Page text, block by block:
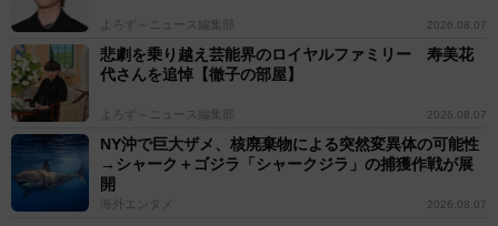
よろず～ニュース編集部 2026.08.07
悲劇を乗り越え芸能界のロイヤルファミリー 寿美花
代さんを追悼【徹子の部屋】
よろず～ニュース編集部 2026.08.07
NY沖で巨大ザメ、核廃棄物による突然変異体の可能性
→シャーク＋ゴジラ「シャークジラ」の捕獲作戦が展
開
海外エンタメ 2026.08.07